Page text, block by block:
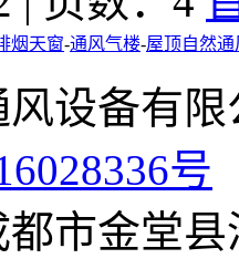
烟天窗-通风气楼-屋顶自然通
通风设
号
市金堂